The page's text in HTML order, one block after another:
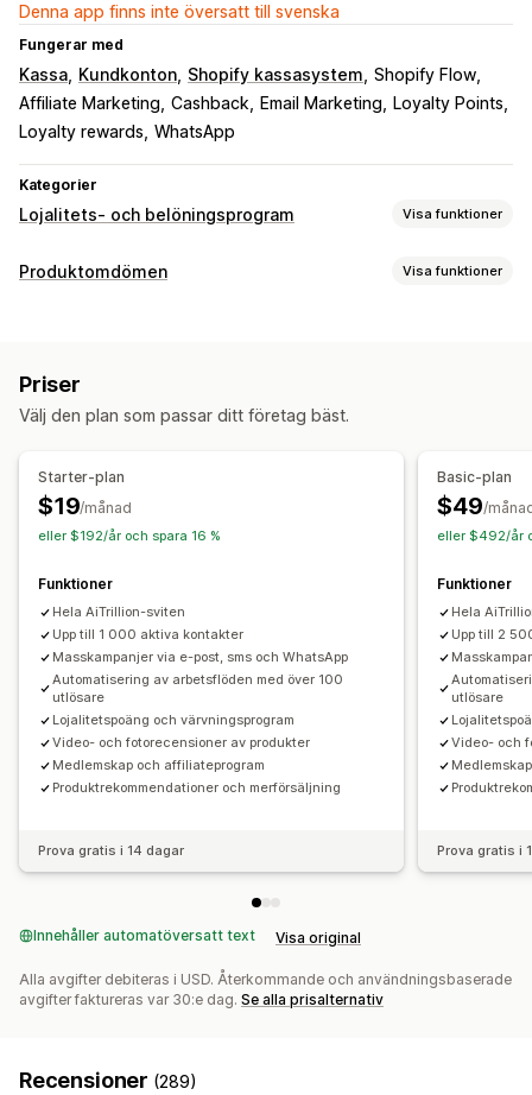
Denna app finns inte översatt till svenska
Fungerar med
Kassa Kundkonton Shopify kassasystem Shopify Flow
Affiliate Marketing Cashback Email Marketing
Loyalty Points
Loyalty rewards WhatsApp
Kategorier
Lojalitets- och belöningsprogram Visa funktioner
Programtyper
Digitala plånböcker
Rabatter
Kuponger
Fri frakt
Gratisprodukter
Exklusiv åtkomst Märken
Produktomdömen Visa funktioner
Stjärnklassificering
Mediagallerier Rutnätslayout Flikar eller sidopaneler
Höjdpunkter från recensioner
Sammanfattningar av recensioner
Filtrering Textfragment
Metoder för insamling av recensioner
Förfrågningar via e-post
Push-meddelanden
Användargenererat innehåll i sociala medier
Popup-fönster
Formulär
Kampanjer
Hänvisningar
Import och export Migrering av recensioner
Syndikering av recensioner Automatiseringar
Priser
Välj den plan som passar ditt företag bäst.
Starter-plan
$19/månad
eller $192/år och spara 16 %
Funktioner
Hela AiTrillion-sviten
Upp till 1 000 aktiva kontakter
Masskampanjer via e-post, sms och WhatsApp
Automatisering av arbetsflöden med över 100
utlösare
Lojalitetspoäng och värvningsprogram
Video- och fotorecensioner av produkter
Medlemskap och affiliateprogram
Produktrekommendationer och merförsäljning
Prova gratis i 14 dagar
Basic-plan
$49/
eller $492/år
Funktioner
Hela
Upp till 2
utlösare
Video- och
Prova gratis i
Innehåller automatöversatt text Visa original
Alla avgifter debiteras i USD. Återkommande och användningsbaserade
avgifter faktureras var 30:e dag. Se alla prisalternativ
Recensioner (289)